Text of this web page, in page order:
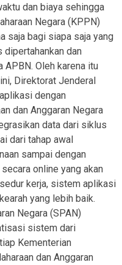
dan biaya sehingga
Negara (KPPN)
saja bagi siapa saja yang
dipertahankan dan
APBN. Oleh karena itu
Direktorat Jenderal
dengan
dan Anggaran Negara
data dari siklus
dari tahap awal
sampai dengan
online yang akan
kerja, sistem aplikasi
yang lebih baik.
Negara (SPAN)
sistem dari
Kementerian
dan Anggaran